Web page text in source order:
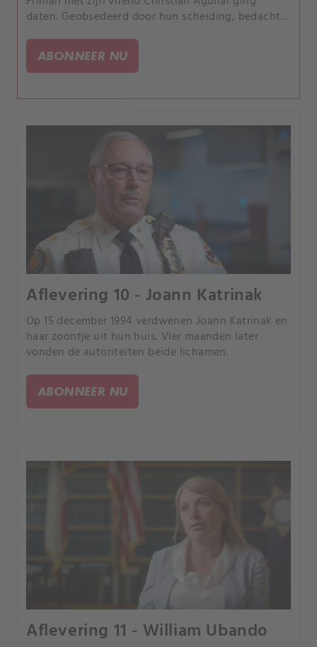
daten. Geobsedeerd door hun scheiding, bedacht
hebben.
ABONNEER NU
Aflevering 10 - Joann Katrinak
Op 15 december 1994 verdwenen Joann Katrinak en
haar zoontje uit hun huis. Vier maanden later
vonden de autoriteiten beide lichamen.
ABONNEER NU
Aflevering 11 - William Ubando